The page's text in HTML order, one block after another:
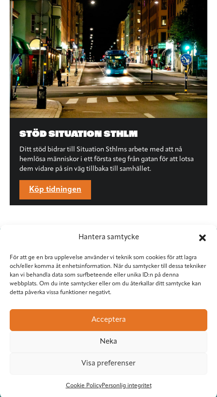
Hantera samtycke
För att ge en bra upplevelse använder vi teknik som cookies för att lagra
och/eller komma åt enhetsinformation. När du samtycker till dessa tekniker
kan vi behandla data som surfbeteende eller unika ID:n på denna
webbplats. Om du inte samtycker eller om du återkallar ditt samtycke kan
detta påverka vissa funktioner negativt.
Acceptera
Neka
Visa preferenser
Cookie PolicyPersonlig integritet
STÖD SITUATION STHLM
Ditt stöd bidrar till Situation Sthlms arbete med att nå
hemlösa människor i ett första steg från gatan för att lotsa
dem vidare på sin väg tillbaka till samhället.
Köp tidningen
Situation Sthlm
Torkel Knutssongatan 37
118 49 Stockholm
red@situationsthlm.se
Följ Situation Sthlm